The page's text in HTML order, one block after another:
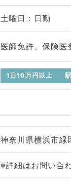
土曜日 : 日勤
医師免許、保険医
1日10万円以上
神奈川県横浜市緑
※詳細はお問い合